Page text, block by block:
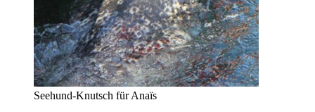
Seehund-Knutsch für Anaïs